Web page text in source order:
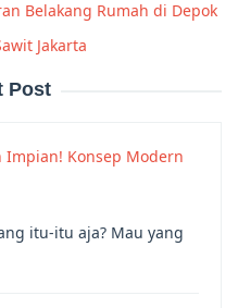
Belakang Rumah di Depok
Jakarta
Post
Impian! Konsep Modern
itu-itu aja? Mau yang